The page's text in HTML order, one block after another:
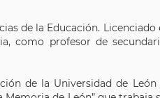
de la Educación.
como profesor de
de la Universidad de